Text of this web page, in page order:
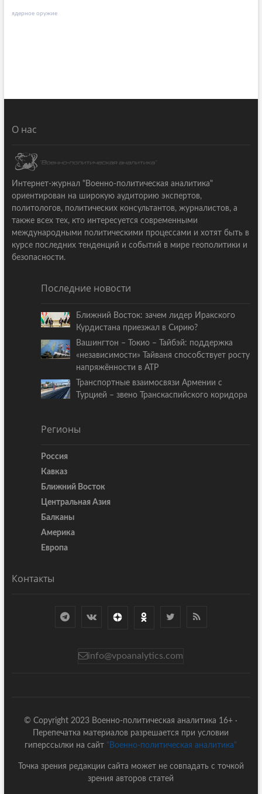
ядерное оружие
О нас
Интернет-журнал "Военно-политическая аналитика"
ориентирован на широкую аудиторию экспертов,
политологов, политических консультантов, журналистов, а
также всех тех, кто интересуется современными
международными политическими процессами и хотят быть в
курсе последних тенденций и событий в мире геополитики и
безопасности.
Последние новости
Ближний Восток: зачем лидер Иракского
Курдистана приезжал в Сирию?
Вашингтон – Токио – Тайбэй: поддержка
«независимости» Тайваня способствует росту
напряжённости в АТР
Транспортные взаимосвязи Армении с
Турцией – звено Транскаспийского коридора
Регионы
Россия
Кавказ
Ближний Восток
Центральная Азия
Балканы
Америка
Европа
Контакты
info@vpoanalytics.com
© Copyright 2023 Военно-политическая аналитика 16+ ·
Перепечатка материалов разрешается при условии
гиперссылки на сайт "Военно-политическая аналитика"
Точка зрения редакции сайта может не совпадать с точкой
зрения авторов статей